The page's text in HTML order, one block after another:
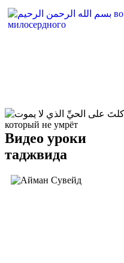
Видео уроки
таджвида